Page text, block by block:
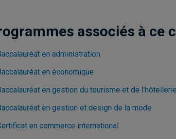
associés à ce
en administration
en économique
en gestion du tourisme et de l'hôtellerie
en gestion et design de la mode
en commerce international